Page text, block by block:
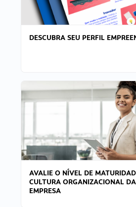
DESCUBRA SEU PERFIL
AVALIE O NÍVEL DE
CULTURA ORGANIZACIONAL
EMPRESA